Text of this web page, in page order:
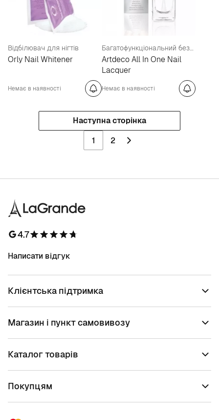
Відбілювач для нігтів
Orly Nail Whitener
Немає в наявності
Багатофункціональний безбарвний лак, що створює глянсовий шар
Artdeco All In One Nail
Lacquer
Немає в наявності
Наступна сторінка
1
2
4.7
Написати відгук
Клієнтська підтримка
Магазин і пункт самовивозу
Каталог товарів
Покупцям